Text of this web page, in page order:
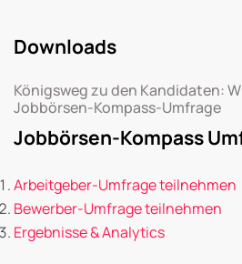
Downloads
Königsweg zu den Kandidaten:
Jobbörsen-Kompass-Umfrage
Jobbörsen-Kompass
Arbeitgeber-Umfrage teilnehmen
Bewerber-Umfrage teilnehmen
Ergebnisse & Analytics